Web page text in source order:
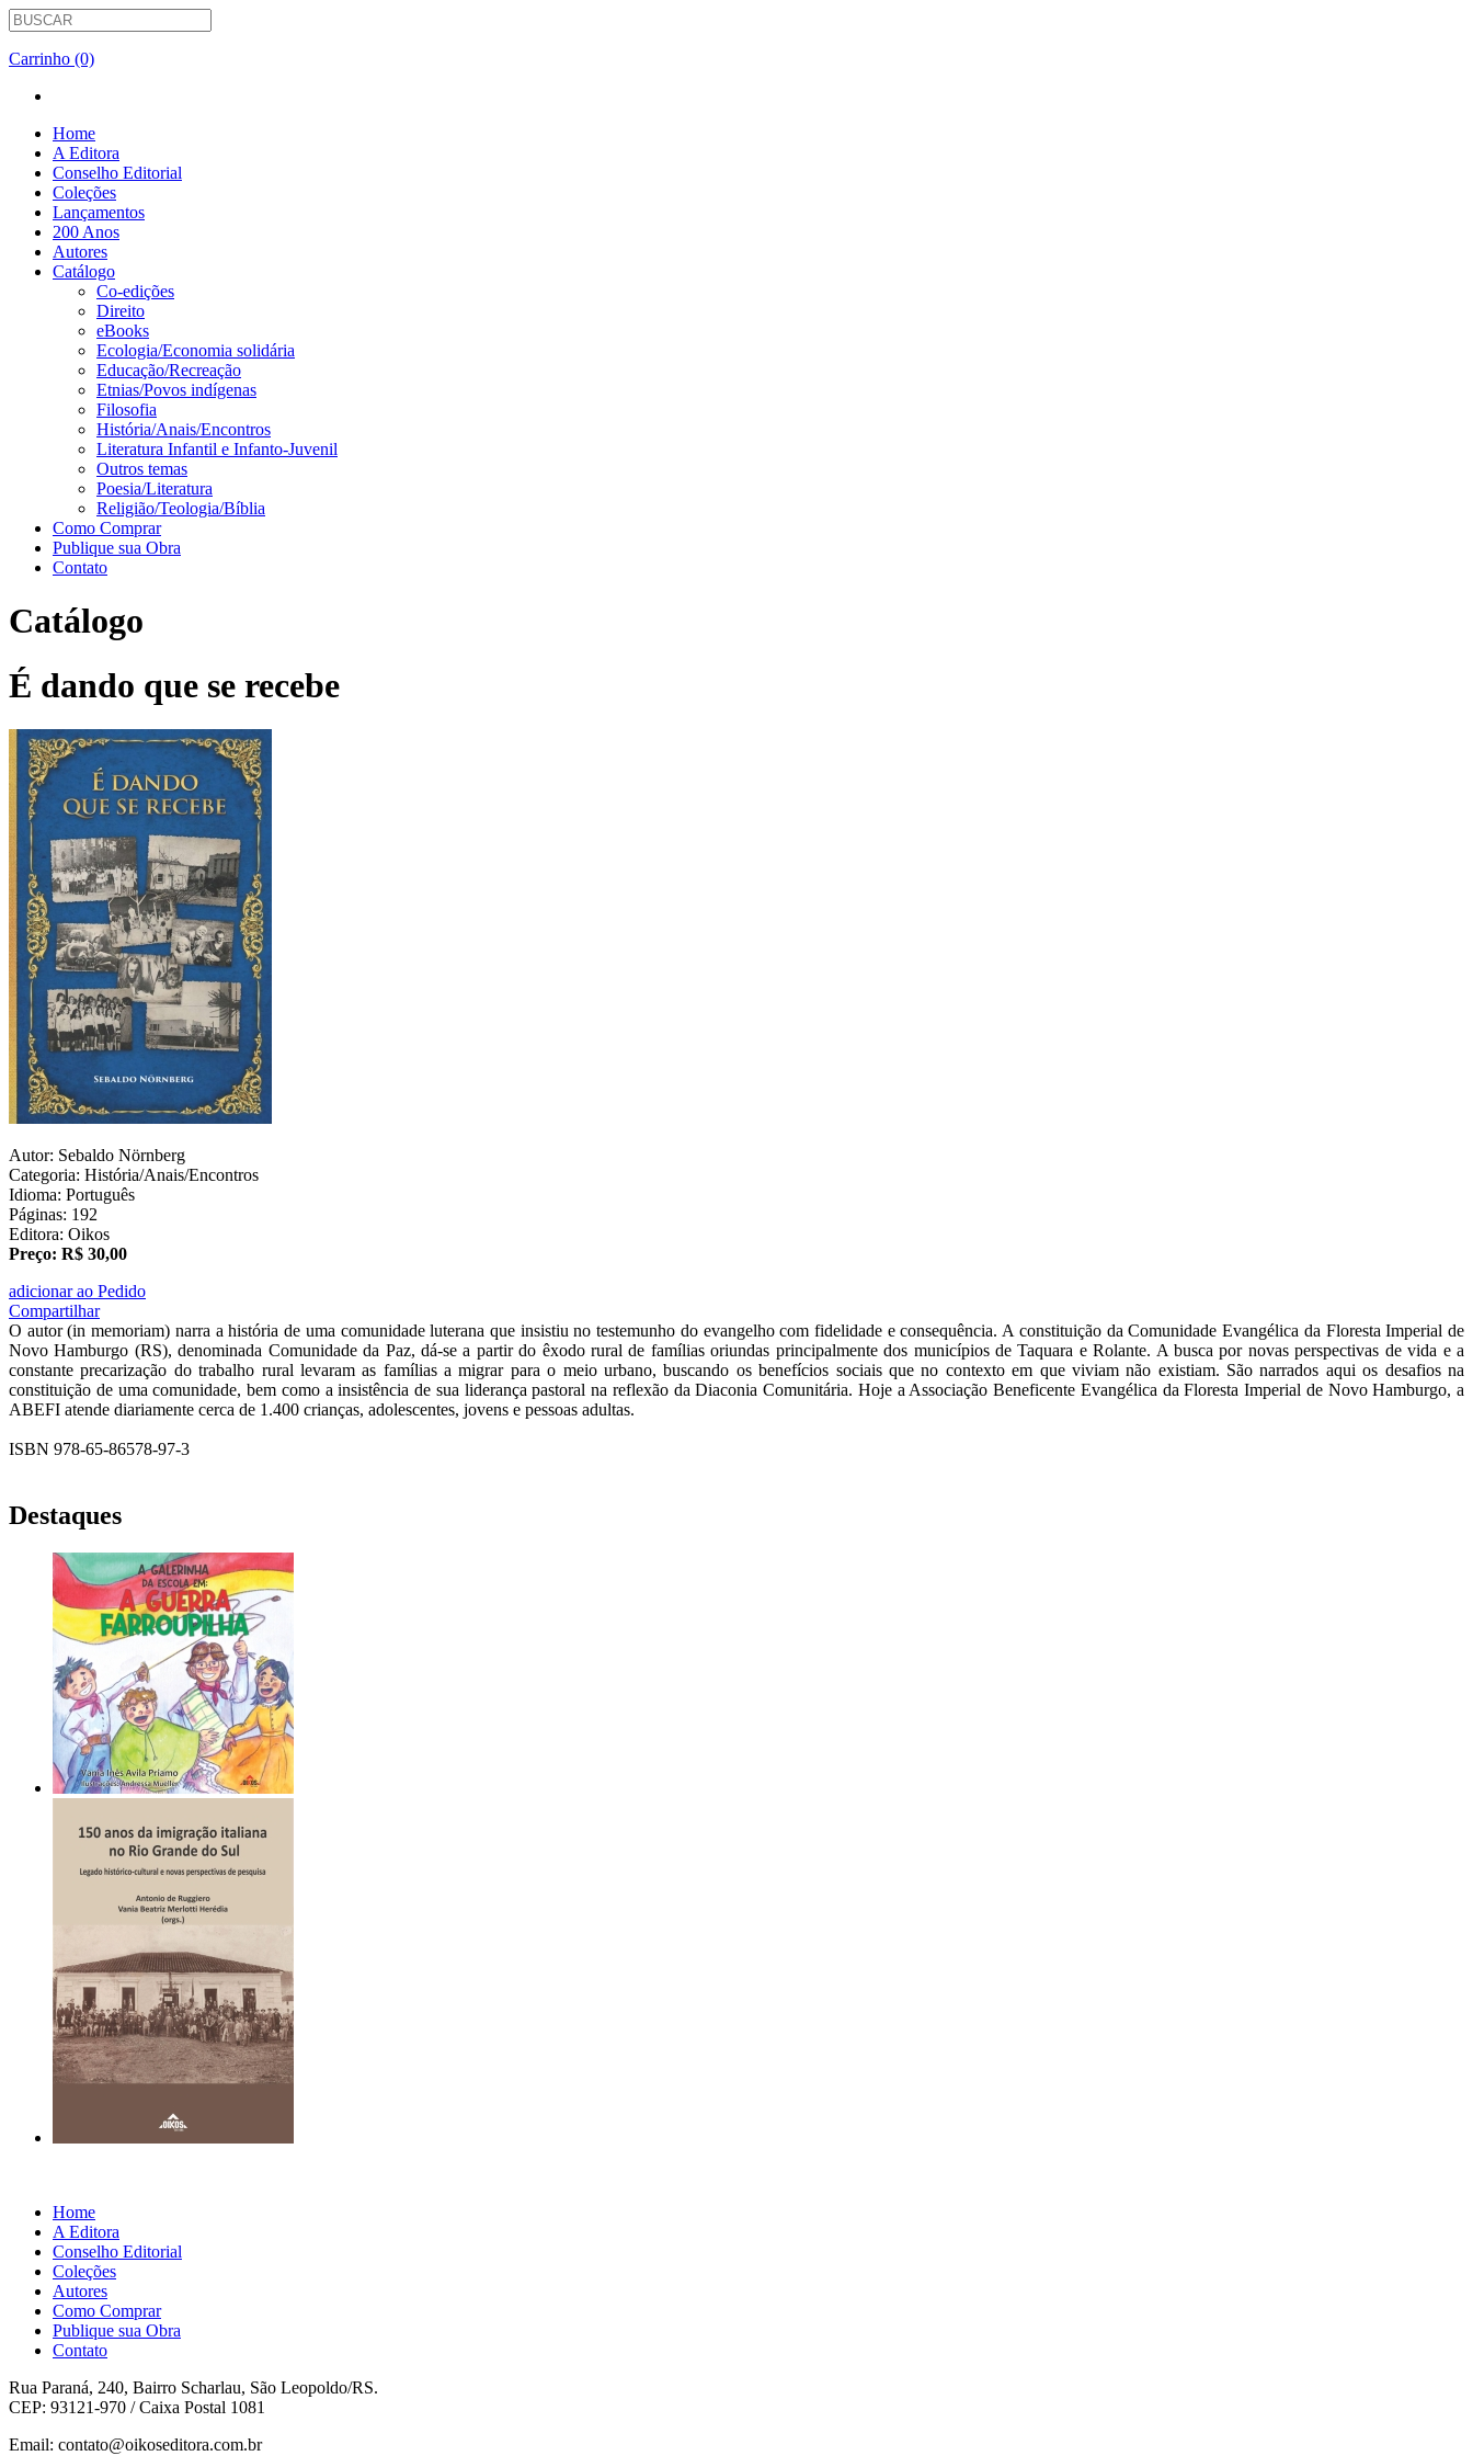
Carrinho (0)
Home
A Editora
Conselho Editorial
Coleções
Lançamentos
200 Anos
Autores
Catálogo
Co-edições
Direito
eBooks
Ecologia/Economia solidária
Educação/Recreação
Etnias/Povos indígenas
Filosofia
História/Anais/Encontros
Literatura Infantil e Infanto-Juvenil
Outros temas
Poesia/Literatura
Religião/Teologia/Bíblia
Como Comprar
Publique sua Obra
Contato
Catálogo
É dando que se recebe
Autor: Sebaldo Nörnberg
Categoria: História/Anais/Encontros
Idioma: Português
Páginas: 192
Editora: Oikos
Preço: R$ 30,00
adicionar ao Pedido
Compartilhar
O autor (in memoriam) narra a história de uma comunidade luterana que insistiu no testemunho do evangelho com fidelidade e consequência. A constituição da Comunidade Evangélica da Floresta Imperial de
Novo Hamburgo (RS), denominada Comunidade da Paz, dá-se a partir do êxodo rural de famílias oriundas principalmente dos municípios de Taquara e Rolante. A busca por novas perspectivas de vida e a
constante precarização do trabalho rural levaram as famílias a migrar para o meio urbano, buscando os benefícios sociais que no contexto em que viviam não existiam. São narrados aqui os desafios na
constituição de uma comunidade, bem como a insistência de sua liderança pastoral na reflexão da Diaconia Comunitária. Hoje a Associação Beneficente Evangélica da Floresta Imperial de Novo Hamburgo, a
ABEFI atende diariamente cerca de 1.400 crianças, adolescentes, jovens e pessoas adultas.
ISBN 978-65-86578-97-3
Destaques
Home
A Editora
Conselho Editorial
Coleções
Autores
Como Comprar
Publique sua Obra
Contato
Rua Paraná, 240, Bairro Scharlau, São Leopoldo/RS.
CEP: 93121-970 / Caixa Postal 1081
Email: contato@oikoseditora.com.br